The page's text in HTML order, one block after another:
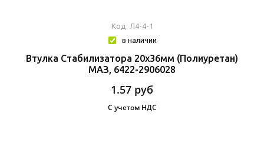
Код: Л4-4-1
в наличии
Втулка Стабилизатора 20х36мм (полиуретан)
МАЗ, 6422-2906028
1.57 руб
С учетом НДС